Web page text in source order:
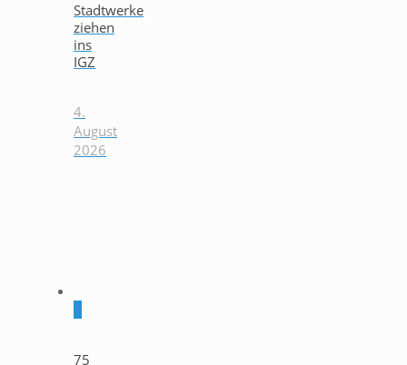
Stadtwerke
ziehen
ins
IGZ
4.
August
2026
75